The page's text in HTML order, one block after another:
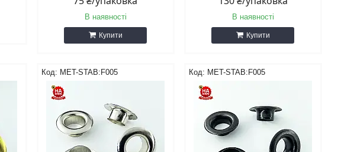
В наявності
Купити
В наявності
Купити
MET-STAB:F005 MET-STAB:F005